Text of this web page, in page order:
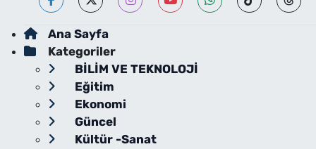
Ana Sayfa
Kategoriler
BİLİM VE TEKNOLOJİ
Eğitim
Ekonomi
Güncel
Kültür -Sanat